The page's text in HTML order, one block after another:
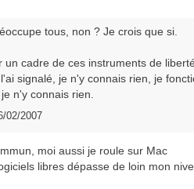
tous, non ? Je crois que si.
un cadre de ces instruments de
signalé, je n'y connais rien, je
n'y connais rien.
02/2007
moi aussi je roule sur Mac
libres dépasse de loin mon